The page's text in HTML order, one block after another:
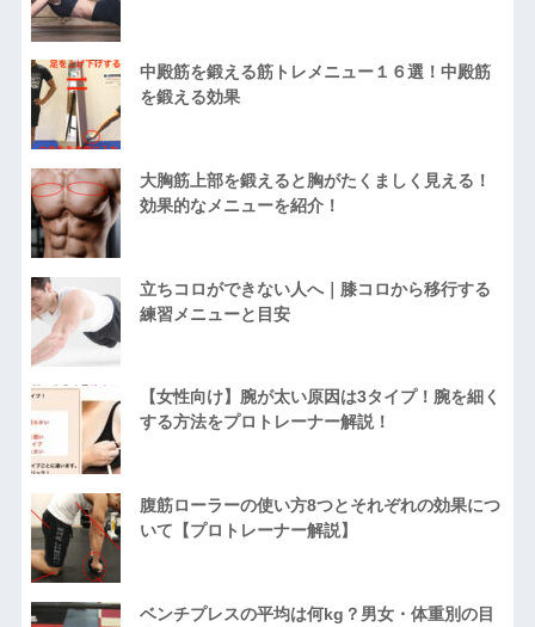
中殿筋を鍛える筋トレメニュー１６選！中殿筋
を鍛える効果
大胸筋上部を鍛えると胸がたくましく見える！
効果的なメニューを紹介！
立ちコロができない人へ｜膝コロから移行する
練習メニューと目安
【女性向け】腕が太い原因は3タイプ！腕を細く
する方法をプロトレーナー解説！
腹筋ローラーの使い方8つとそれぞれの効果につ
いて【プロトレーナー解説】
ベンチプレスの平均は何kg？男女・体重別の目